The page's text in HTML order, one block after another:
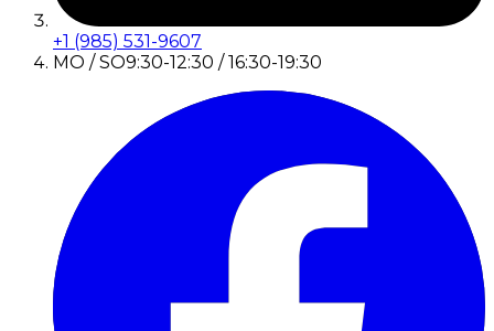
+1 (985) 531-9607
MO / SO9:30-12:30 / 16:30-19:30